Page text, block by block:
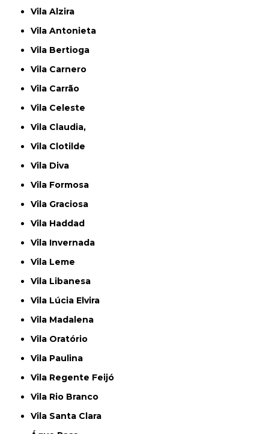
Vila Alzira
Vila Antonieta
Vila Bertioga
Vila Carnero
Vila Carrão
Vila Celeste
Vila Claudia,
Vila Clotilde
Vila Diva
Vila Formosa
Vila Graciosa
Vila Haddad
Vila Invernada
Vila Leme
Vila Libanesa
Vila Lúcia Elvira
Vila Madalena
Vila Oratório
Vila Paulina
Vila Regente Feijó
Vila Rio Branco
Vila Santa Clara